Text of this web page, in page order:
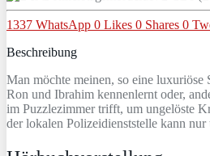
1337 WhatsApp 0 Likes 0 Shares 0
Beschreibung
Man möchte meinen, so eine
Ron und Ibrahim kennenlernt oder,
im Puzzlezimmer trifft, um ungelöste
der lokalen Polizeidienststelle kann